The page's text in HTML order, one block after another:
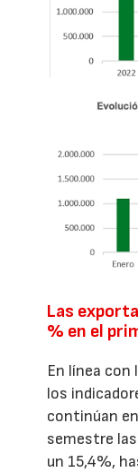
Las
% en el
En línea
los
continúan
semestre
un 15,4%,